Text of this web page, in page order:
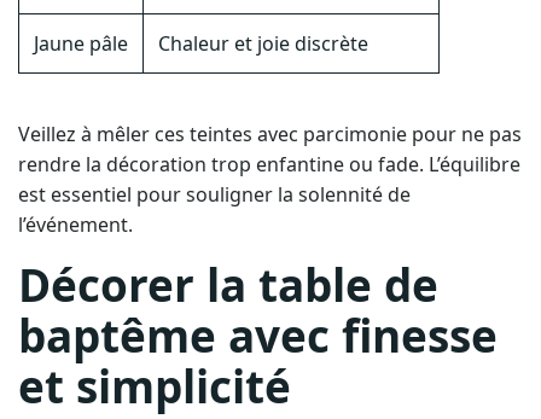
Jaune pâle Chaleur et joie discrète
Veillez à mêler ces teintes avec parcimonie pour ne pas
rendre la décoration trop enfantine ou fade. L’équilibre
est essentiel pour souligner la solennité de
l’événement.
Décorer la table de
baptême avec finesse
et simplicité